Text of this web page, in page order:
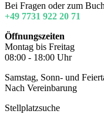
Bei Fragen oder zum
+49 7731 922 20 71
Öffnungszeiten
Montag bis Freitag
08:00 - 18:00 Uhr
Samstag, Sonn- und
Nach Vereinbarung
Stellplatzsuche